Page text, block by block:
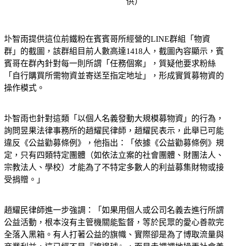
圤智雨提供這位前鐵粉在賓賓哥所經營的LINE群組「物資
群」的截圖，該群組目前人數高達1418人，截圖內容顯示，賓
賓哥在群內針對每一則所謂「任務個案」，質疑他要求粉絲
「自行購買所需物資並寄送至指定地址」，形成實質募物資的
操作模式。
圤智雨也針對這類「以個人名義發動大規模募物資」的行為，
詢問昱果法律事務所的趙耀民律師，趙耀民表示，此舉已可能
違反《公益勸募條例》，他指出：「依據《公益勸募條例》規
定，只有四類特定團體（如依法立案的社會團體、財團法人、
宗教法人、學校）才能為了不特定多數人的利益募集財物或接
受捐贈。」
趙耀民律師進一步強調：「如果用個人或公司名義去進行所謂
公益活動，根本沒有主管機關能監督，等於民眾的愛心善款完
全落入黑箱。有人打著公益的旗幟、實際卻是為了博取流量與